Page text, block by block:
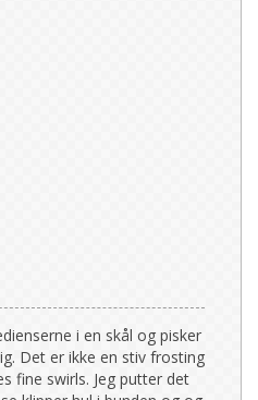
i en skål og pisker
Det er ikke en stiv frosting
fine swirls. Jeg putter det